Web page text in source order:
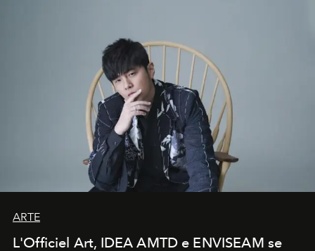
ARTE
L'Officiel Art, IDEA AMTD e ENVISEAM se